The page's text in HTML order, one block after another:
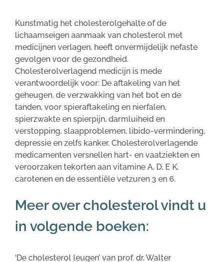
Kunstmatig het cholesterolgehalte of de
lichaamseigen aanmaak van cholesterol met
medicijnen verlagen, heeft onvermijdelijk nefaste
gevolgen voor de gezondheid.
Cholesterolverlagend medicijn is mede
verantwoordelijk voor: De aftakeling van het
geheugen, de verzwakking van het bot en de
tanden, voor spieraftakeling en nierfalen,
spierzwakte en spierpijn, darmluiheid en
verstopping, slaapproblemen, libido-vermindering,
depressie en zelfs kanker. Cholesterolverlagende
medicamenten versnellen hart- en vaatziekten en
veroorzaken tekorten aan vitamine A, D, E K,
carotenen en de essentiële vetzuren 3 en 6.
Meer over cholesterol vindt u
in volgende boeken:
‘De cholesterol leugen’ van prof. dr. Walter